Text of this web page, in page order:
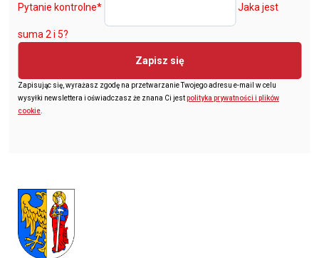
Pytanie kontrolne* Jaka jest
suma 2 i 5?
Zapisz się
Zapisując się, wyrażasz zgodę na przetwarzanie Twojego adresu e-mail w celu
wysyłki newslettera i oświadczasz że znana Ci jestpolityka prywatności i plików
cookie